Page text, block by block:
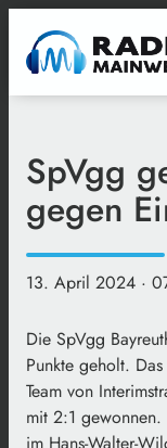
SpVgg
gegen
13. April 2024 ·
Die SpVgg
Punkte geholt.
Team von
mit 2:1
im Hans-Walter-